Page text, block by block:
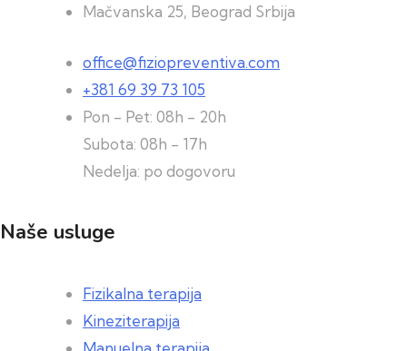
Mačvanska 25, Beograd Srbija
office@fiziopreventiva.com
+381 69 39 73 105
Pon - Pet: 08h - 20h
Subota: 08h - 17h
Nedelja: po dogovoru
Naše usluge
Fizikalna terapija
Kineziterapija